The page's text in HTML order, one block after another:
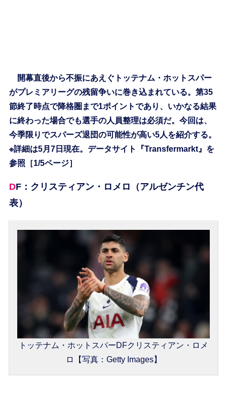
開幕直後から不振にあえぐトッテナム・ホットスパー
がプレミアリーグの残留争いに巻き込まれている。第35
節終了時点で降格圏まで1ポイントであり、いかなる結果
に終わった場合でも選手の人員整理は必須だ。今回は、
今季限りでスパーズ退団の可能性が高い5人を紹介する。
※詳細は5月7日現在。データサイト『Transfermarkt』を
参照［1/5ページ］
DF：クリスティアン・ロメロ（アルゼンチン代
表）
トッテナム・ホットスパーDFクリスティアン・ロメ
ロ【写真：Getty Images】